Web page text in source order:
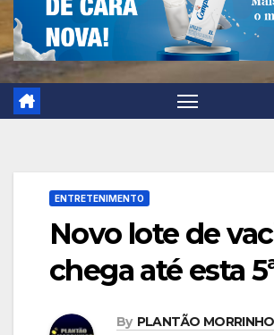
ENTRETENIMENTO
Novo lote de
chega até esta
By PLANTÃO